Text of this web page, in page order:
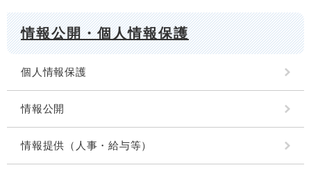
情報公開・個人情報保護
個人情報保護
情報公開
情報提供（人事・給与等）